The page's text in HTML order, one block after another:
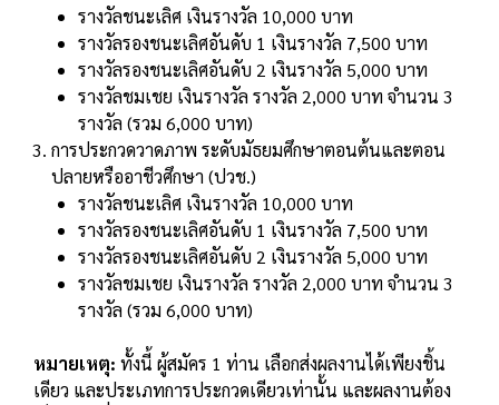
รางวัลชนะเลิศ เงินรางวัล 10,000 บาท
รางวัลรองชนะเลิศอันดับ 1 เงินรางวัล 7,500 บาท
รางวัลรองชนะเลิศอันดับ 2 เงินรางวัล 5,000 บาท
รางวัลชมเชย เงินรางวัล รางวัล 2,000 บาท จำนวน 3
รางวัล (รวม 6,000 บาท)
การประกวดวาดภาพ ระดับมัธยมศึกษาตอนต้นและตอน
ปลายหรืออาชีวศึกษา (ปวช.)
รางวัลชนะเลิศ เงินรางวัล 10,000 บาท
รางวัลรองชนะเลิศอันดับ 1 เงินรางวัล 7,500 บาท
รางวัลรองชนะเลิศอันดับ 2 เงินรางวัล 5,000 บาท
รางวัลชมเชย เงินรางวัล รางวัล 2,000 บาท จำนวน 3
รางวัล (รวม 6,000 บาท)
หมายเหตุ: ทั้งนี้ ผู้สมัคร 1 ท่าน เลือกส่งผลงานได้เพียงชิ้น
เดียว และประเภทการประกวดเดียวเท่านั้น และผลงานต้อง